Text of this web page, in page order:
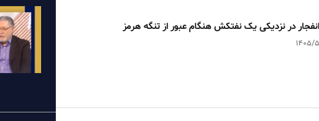
در نزدیکی یک نفتکش هنگام عبور از تنگه هرمز
۵/۱۵